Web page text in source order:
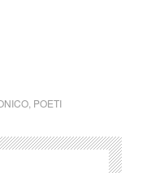
, POETI